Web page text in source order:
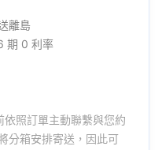
離島
期 0 利率
依照訂單主動聯繫與您約
分箱安排寄送，因此可